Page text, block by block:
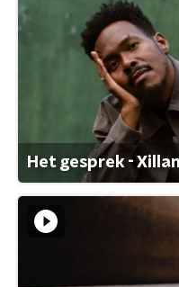
Het gesprek -